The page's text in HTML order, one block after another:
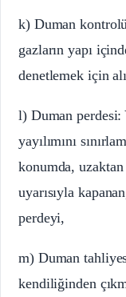
k) Duman
gazların yapı
denetlemek için
l) Duman perdesi:
yayılımını
konumda, uzaktan
uyarısıyla
perdeyi,
m) Duman
kendiliğinden